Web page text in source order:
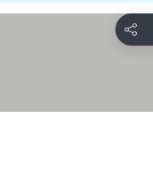
Delen